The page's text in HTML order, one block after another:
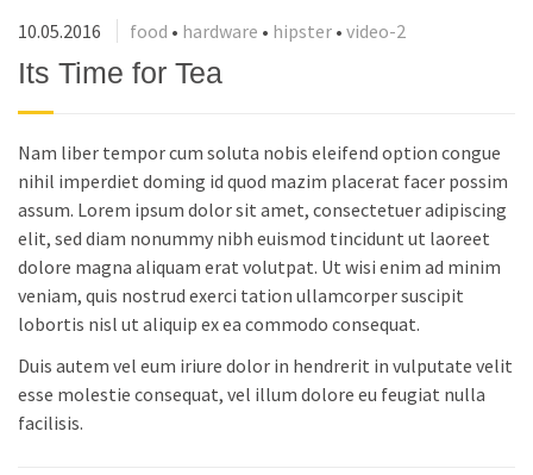
10.05.2016 food • hardware • hipster • video-2
Its Time for Tea
Nam liber tempor cum soluta nobis eleifend option congue
nihil imperdiet doming id quod mazim placerat facer possim
assum. Lorem ipsum dolor sit amet, consectetuer adipiscing
elit, sed diam nonummy nibh euismod tincidunt ut laoreet
dolore magna aliquam erat volutpat. Ut wisi enim ad minim
veniam, quis nostrud exerci tation ullamcorper suscipit
lobortis nisl ut aliquip ex ea commodo consequat.
Duis autem vel eum iriure dolor in hendrerit in vulputate velit
esse molestie consequat, vel illum dolore eu feugiat nulla
facilisis.